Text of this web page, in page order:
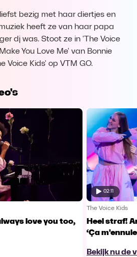
bezig met haar diertjes en
heeft ze van haar papa
dj was. Stoot ze in 'The Voice
You Love Me' van Bonnie
Voice Kids' op VTM GO.
love you too,
02:11
The Voice Kids
Heel straf!
‘Ça
Bekijk nu de